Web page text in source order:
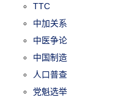
TTC
中加关系
中医争论
中国制造
人口普查
党魁选举